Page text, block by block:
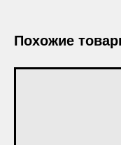
Похожие